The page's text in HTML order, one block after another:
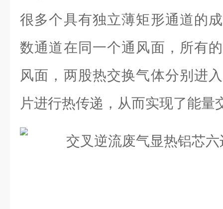
很多个具有独立薄矩形通道的
数通道在同一个通风面，所有
风面，两股热交换气体分别进
片进行热传递，从而实现了能量